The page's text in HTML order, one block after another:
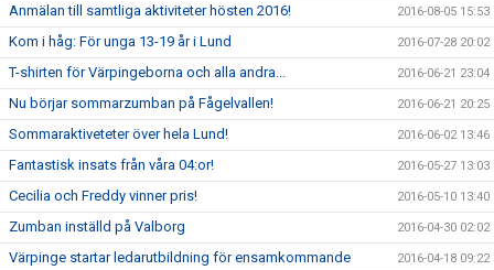
Anmälan till samtliga aktiviteter hösten 2016! 2016-08-05 15:53
Kom i håg: För unga 13-19 år i Lund 2016-07-28 20:02
T-shirten för Värpingeborna och alla andra... 2016-06-21 23:04
Nu börjar sommarzumban på Fågelvallen! 2016-06-21 20:25
Sommaraktiveteter över hela Lund! 2016-06-02 13:46
Fantastisk insats från våra 04:or! 2016-05-27 13:03
Cecilia och Freddy vinner pris! 2016-05-10 13:40
Zumban inställd på Valborg 2016-04-30 02:02
Värpinge startar ledarutbildning för ensamkommande 2016-04-18 09:22